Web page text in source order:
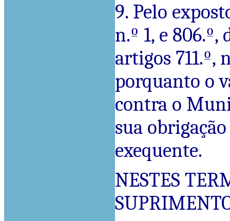
9. Pelo
n.º 1, e
artigos 711.º,
porquanto o
contra o
sua
exequente.
NESTES